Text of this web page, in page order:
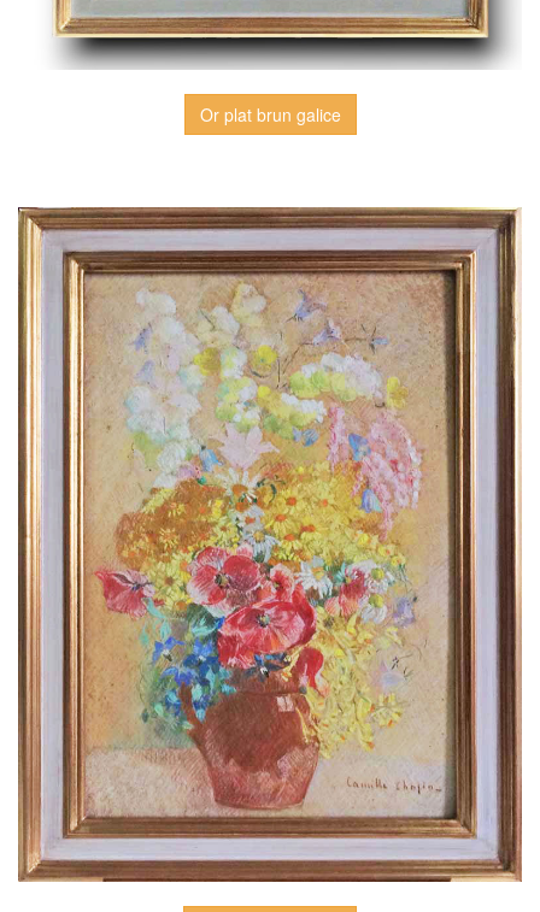
Or plat brun galice